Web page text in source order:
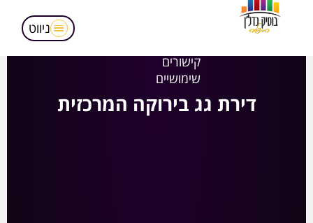
קישורים
שימושיים
ניווט
דירת גג בירוקה המרכזית